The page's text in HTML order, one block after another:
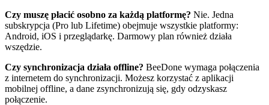
Czy muszę płacić osobno za każdą platformę? Nie. Jedna
subskrypcja (Pro lub Lifetime) obejmuje wszystkie platformy:
Android, iOS i przeglądarkę. Darmowy plan również działa
wszędzie.
Czy synchronizacja działa offline? BeeDone wymaga połączenia
z internetem do synchronizacji. Możesz korzystać z aplikacji
mobilnej offline, a dane zsynchronizują się, gdy odzyskasz
połączenie.